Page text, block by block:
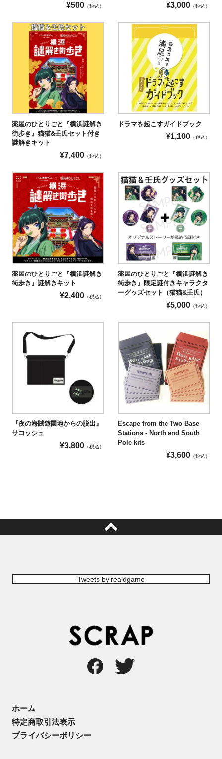
¥500 （税込） ¥3,000 （税込）
薬屋のひとりごと『横浜謎解き
街歩き』猫猫&壬氏セット付き
謎解きキット
¥7,400 （税込）
ドラマを起こすガイドブック
¥1,100 （税込）
薬屋のひとりごと『横浜謎解き
街歩き』謎解きキット
¥2,400 （税込）
薬屋のひとりごと『横浜謎解き
街歩き』限定謎付きキャラクタ
ーグッズセット（猫猫&壬氏）
¥5,000 （税込）
『夜の海賊遊園地からの脱出』
サコッシュ
¥3,800 （税込）
Escape from the Two Base
Stations - North and South
Pole kits
¥3,600 （税込）
Tweets by realdgame
ホーム
特定商取引法表示
プライバシーポリシー